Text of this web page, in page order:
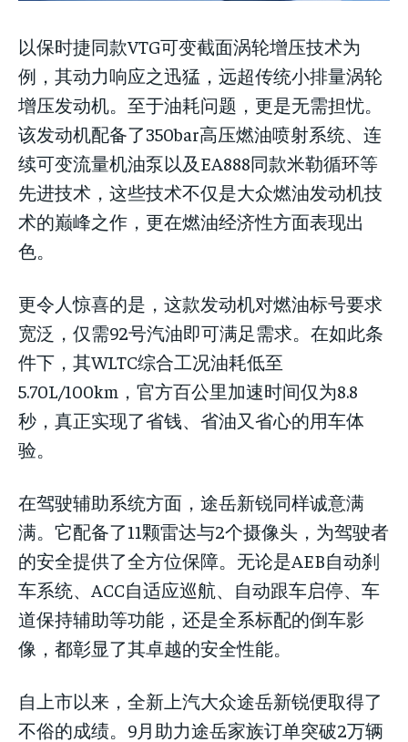
以保时捷同款VTG可变截面涡轮增压技术为
例，其动力响应之迅猛，远超传统小排量涡轮
增压发动机。至于油耗问题，更是无需担忧。
该发动机配备了350bar高压燃油喷射系统、连
续可变流量机油泵以及EA888同款米勒循环等
先进技术，这些技术不仅是大众燃油发动机技
术的巅峰之作，更在燃油经济性方面表现出
色。
更令人惊喜的是，这款发动机对燃油标号要求
宽泛，仅需92号汽油即可满足需求。在如此条
件下，其WLTC综合工况油耗低至
5.70L/100km，官方百公里加速时间仅为8.8
秒，真正实现了省钱、省油又省心的用车体
验。
在驾驶辅助系统方面，途岳新锐同样诚意满
满。它配备了11颗雷达与2个摄像头，为驾驶者
的安全提供了全方位保障。无论是AEB自动刹
车系统、ACC自适应巡航、自动跟车启停、车
道保持辅助等功能，还是全系标配的倒车影
像，都彰显了其卓越的安全性能。
自上市以来，全新上汽大众途岳新锐便取得了
不俗的成绩。9月助力途岳家族订单突破2万辆